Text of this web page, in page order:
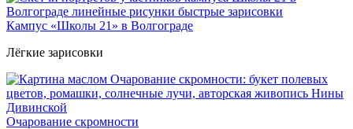
Кампус «Школы 21» в Волгограде
Лёгкие зарисовки
Очарование скромности